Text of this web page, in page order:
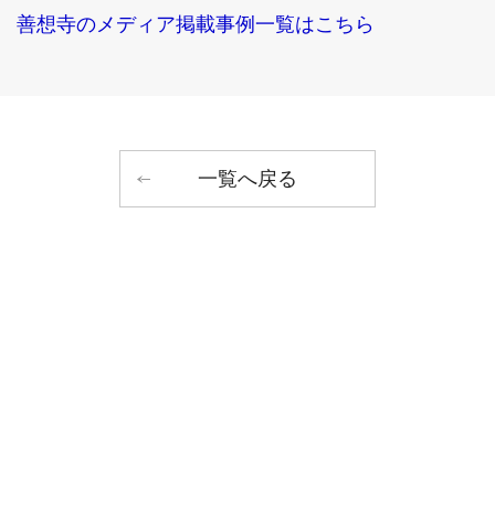
善想寺のメディア掲載事例一覧はこちら
一覧へ戻る